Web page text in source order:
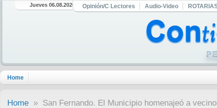
Jueves 06.08.2026 Opinión/C Lectores Audio-Video
Home
Home » San Fernando. El Municipio homenajeó a